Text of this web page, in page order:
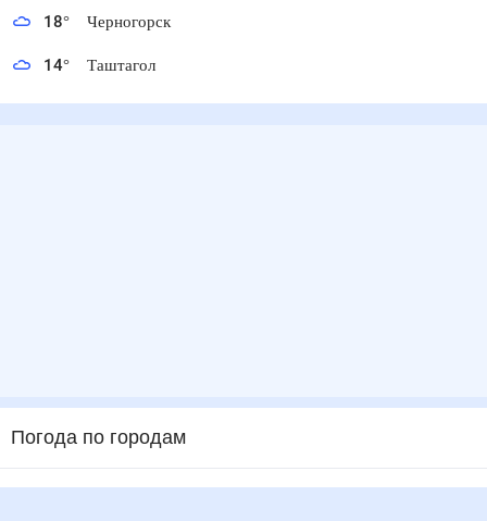
18° Черногорск
14° Таштагол
Погода по городам